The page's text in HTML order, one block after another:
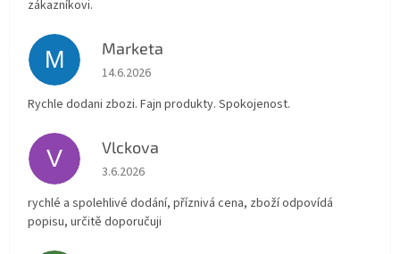
zákazníkovi.
M Marketa
Hodnocení obchodu je 5 z 5 hvězdiček.
14.6.2026
Rychle dodani zbozi. Fajn produkty. Spokojenost.
V Vlckova
Hodnocení obchodu je 5 z 5 hvězdiček.
3.6.2026
rychlé a spolehlivé dodání, příznivá cena, zboží odpovídá
popisu, určitě doporučuji